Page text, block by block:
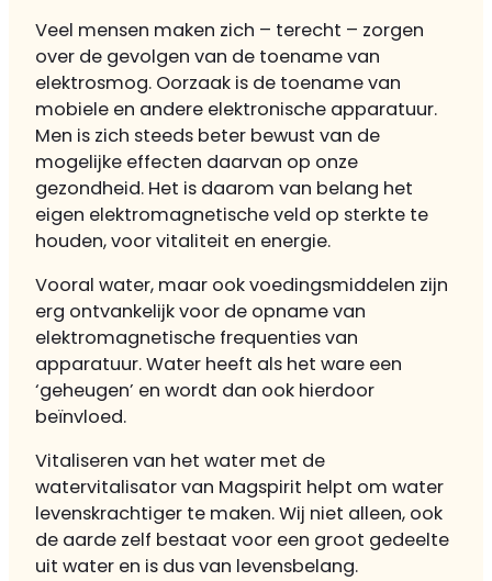
Veel mensen maken zich – terecht – zorgen
over de gevolgen van de toename van
elektrosmog. Oorzaak is de toename van
mobiele en andere elektronische apparatuur.
Men is zich steeds beter bewust van de
mogelijke effecten daarvan op onze
gezondheid. Het is daarom van belang het
eigen elektromagnetische veld op sterkte te
houden, voor vitaliteit en energie.
Vooral water, maar ook voedingsmiddelen zijn
erg ontvankelijk voor de opname van
elektromagnetische frequenties van
apparatuur. Water heeft als het ware een
‘geheugen’ en wordt dan ook hierdoor
beïnvloed.
Vitaliseren van het water met de
watervitalisator van Magspirit helpt om water
levenskrachtiger te maken. Wij niet alleen, ook
de aarde zelf bestaat voor een groot gedeelte
uit water en is dus van levensbelang.